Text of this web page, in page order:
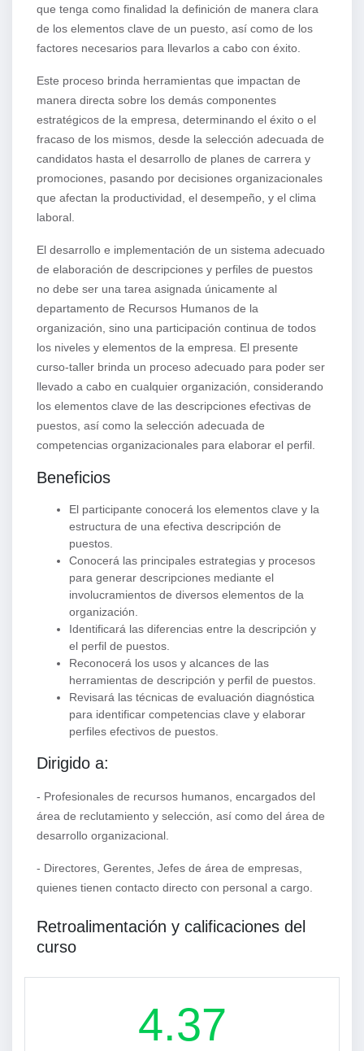
que tenga como finalidad la definición de manera clara
de los elementos clave de un puesto, así como de los
factores necesarios para llevarlos a cabo con éxito.
Este proceso brinda herramientas que impactan de
manera directa sobre los demás componentes
estratégicos de la empresa, determinando el éxito o el
fracaso de los mismos, desde la selección adecuada de
candidatos hasta el desarrollo de planes de carrera y
promociones, pasando por decisiones organizacionales
que afectan la productividad, el desempeño, y el clima
laboral.
El desarrollo e implementación de un sistema adecuado
de elaboración de descripciones y perfiles de puestos
no debe ser una tarea asignada únicamente al
departamento de Recursos Humanos de la
organización, sino una participación continua de todos
los niveles y elementos de la empresa. El presente
curso-taller brinda un proceso adecuado para poder ser
llevado a cabo en cualquier organización, considerando
los elementos clave de las descripciones efectivas de
puestos, así como la selección adecuada de
competencias organizacionales para elaborar el perfil.
Beneficios
El participante conocerá los elementos clave y la
estructura de una efectiva descripción de
puestos.
Conocerá las principales estrategias y procesos
para generar descripciones mediante el
involucramientos de diversos elementos de la
organización.
Identificará las diferencias entre la descripción y
el perfil de puestos.
Reconocerá los usos y alcances de las
herramientas de descripción y perfil de puestos.
Revisará las técnicas de evaluación diagnóstica
para identificar competencias clave y elaborar
perfiles efectivos de puestos.
Dirigido a:
- Profesionales de recursos humanos, encargados del
área de reclutamiento y selección, así como del área de
desarrollo organizacional.
- Directores, Gerentes, Jefes de área de empresas,
quienes tienen contacto directo con personal a cargo.
Retroalimentación y calificaciones del
curso
4.37